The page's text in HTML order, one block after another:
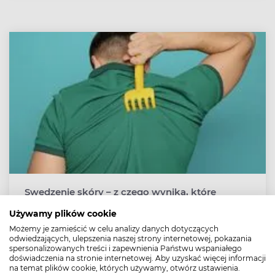
Używamy plików cookie
Możemy je zamieścić w celu analizy danych dotyczących
odwiedzających, ulepszenia naszej strony internetowej, pokazania
spersonalizowanych treści i zapewnienia Państwu wspaniałego
doświadczenia na stronie internetowej. Aby uzyskać więcej informacji
na temat plików cookie, których używamy, otwórz ustawienia.
Swędzenie skóry – z czego wynika, które
Swędzenie to jedna z najczęstszych oznak zarówno
ostrych, jak i przewlekłych chorób skóry, jednak
uporczywy świąd może świadczyć również o chorobach
nerek, chorobach neurologicznych, hematologicznych,
cholestazie. Podpowiadamy, jak złagodzić swędzenie